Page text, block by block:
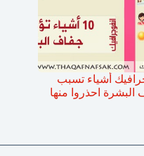
أشياء تسبب
البشرة احذروا منها